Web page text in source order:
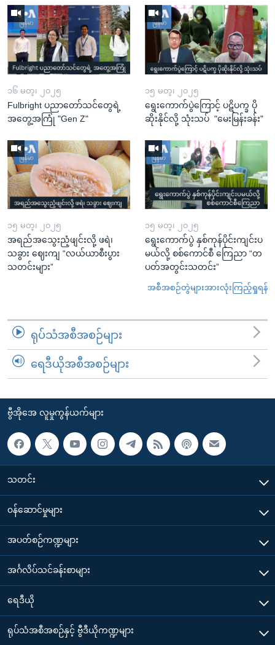
၁၆ မတ္၊ ၂၀၂၅
Fulbright ပညာတော်သင်တွေရဲ့
အတွေ့အကြုံ "Gen Z"
၁၅ မတ္၊ ၂၀၂၅
ရွေးကောက်ပွဲကြောင့် ပဋိပက္ခ ပို
ဆိုးနိုင်လို့ သုံးသပ် "မေးမြန်းခန်း"
၁၅ မတ္၊ ၂၀၂၅
အရည်အသွေးညံ့ဖျင်းလို့ ဖရဲ၊
သခွား ဈေးကျ “လယ်ယာစီးပွား
သတင်းများ”
၁၅ မတ္၊ ၂၀၂၅
ရွေးကောက်ပွဲ နှစ်ကုန်ပိုင်းကျင်းပ
မယ်လို့ စစ်ကောင်စီ ကြေညာ “တ
ပတ်အတွင်းသတင်း”
အစီအစဉ်တွဲများအားလုံးကြည့်ရှုရန်
ရုပ်သံအစီအစဉ်များ
ရေဒီယိုအစီအစဉ်များ
ဗွီအိုအေ လူမှုကွန်ယက်များ
သတင်း
၀န်ဆောင်မှုများ
အပတ်စဉ်ကဏ္ဍများ
အင်္ဂလိပ်သင်ခန်းစာများ
ရေဒီယို
ရုပ်သံအစီအစဉ်နှင့် ဗွီဒီယိုကဏ္ဍများ